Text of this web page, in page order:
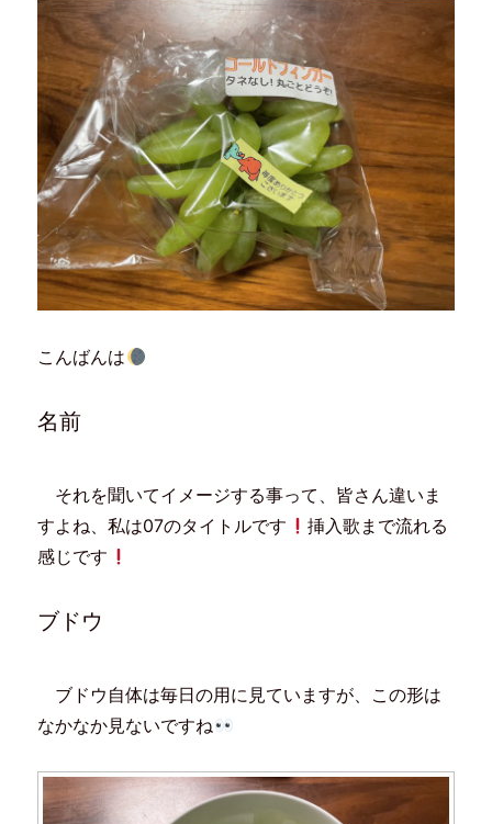
こんばんは
名前
それを聞いてイメージする事って、皆さん違いま
すよね、私は07のタイトルです
挿入歌まで流れる
感じです
ブドウ
ブドウ自体は毎日の用に見ていますが、この形は
なかなか見ないですね